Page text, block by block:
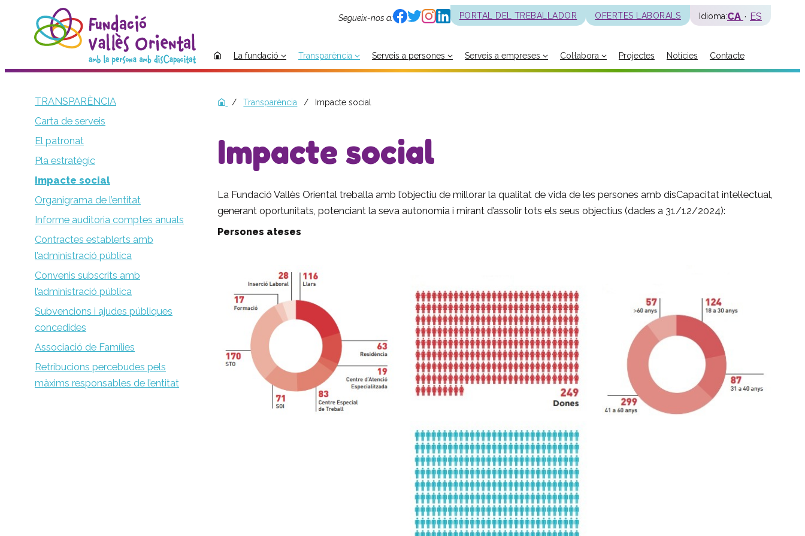
Segueix-nos a: PORTAL DEL TREBALLADOR OFERTES LABORALS Idioma:CA ES
La fundació Transparència Serveis a persones Serveis a empreses Col·labora Projectes Notícies Contacte
La fundació
El patronat
Organigrama de l’entitat
Informe auditoria comptes anuals
Contractes establerts amb
l’administració publica
Convenis subscrits amb
l’administració pública
TRANSPARÈNCIA
Carta de serveis
El patronat
Pla estratègic
Impacte social
Organigrama de l’entitat
Informe auditoria comptes anuals
Contractes establerts amb
l’administració pública
Convenis subscrits amb
l’administració pública
Subvencions i ajudes públiques
concedides
Associació de Famílies
Retribucions percebudes pels
màxims responsables de l’entitat
Transparència Impacte social
Impacte social
La Fundació Vallès Oriental treballa amb l’objectiu de millorar la qualitat de vida de les persones amb disCapacitat intel·lectual,
generant oportunitats, potenciant la seva autonomia i mirant d’assolir tots els seus objectius (dades a 31/12/2024):
Persones ateses